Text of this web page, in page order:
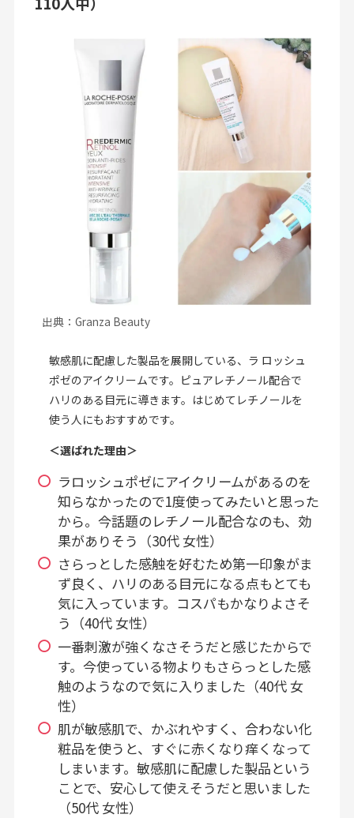
出典：Granza Beauty
敏感肌に配慮した製品を展開している、ラ ロッシュ
ポゼのアイクリームです。ピュアレチノール配合で
ハリのある目元に導きます。はじめてレチノールを
使う人にもおすすめです。
＜選ばれた理由＞
ラロッシュポゼにアイクリームがあるのを
知らなかったので1度使ってみたいと思った
から。今話題のレチノール配合なのも、効
果がありそう（30代 女性）
さらっとした感触を好むため第一印象がま
ず良く、ハリのある目元になる点もとても
気に入っています。コスパもかなりよさそ
う（40代 女性）
一番刺激が強くなさそうだと感じたからで
す。今使っている物よりもさらっとした感
触のようなので気に入りました（40代 女
性）
肌が敏感肌で、かぶれやすく、合わない化
粧品を使うと、すぐに赤くなり痒くなって
しまいます。敏感肌に配慮した製品という
ことで、安心して使えそうだと思いました
（50代 女性）